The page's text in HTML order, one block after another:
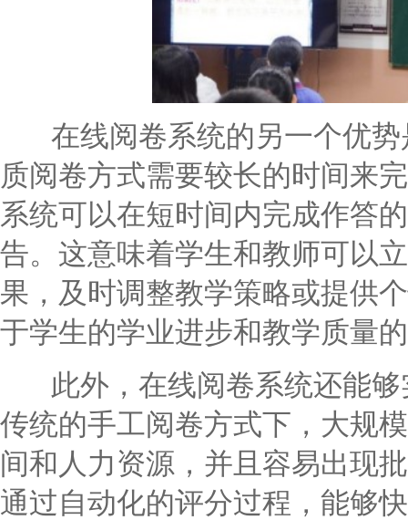
在线阅卷系统的另一个优势
质阅卷方式需要较长的时间来
系统可以在短时间内完成作答
告。这意味着学生和教师可以
果，及时调整教学策略或提供
于学生的学业进步和教学质量
此外，在线阅卷系统还能够
传统的手工阅卷方式下，大规
间和人力资源，并且容易出现
通过自动化的评分过程，能够